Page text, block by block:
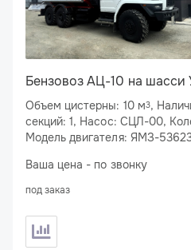
Бензовоз АЦ-10 на шасси
Объем цистерны: 10 м3, Наличие УВТ: нет, Количество
секций: 1, Насос: СЦЛ-00, Колесная формула: 6×6,
Модель двигателя: ЯМЗ-53623-10, Мощность
Ваша цена - по звонку
под заказ